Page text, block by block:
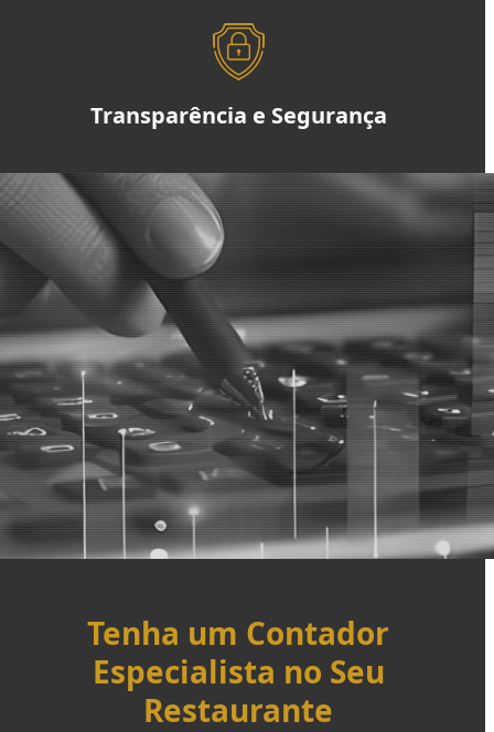
Transparência e Segurança
Tenha um Contador
Especialista no Seu
Restaurante